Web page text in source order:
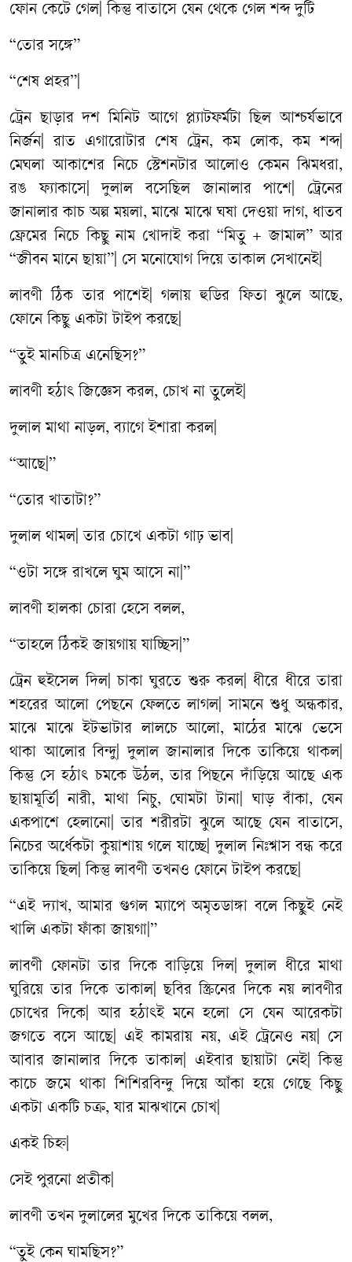
ফোন কেটে গেল| কিন্তু বাতাসে যেন থেকে গেল শব্দ দুটি
“তোর সঙ্গে”
“শেষ প্রহর”|
ট্রেন ছাড়ার দশ মিনিট আগে প্ল্যাটফর্মটা ছিল আশ্চর্যভাবে
নির্জন| রাত এগারোটার শেষ ট্রেন, কম লোক, কম শব্দ|
মেঘলা আকাশের নিচে স্টেশনটার আলোও কেমন ঝিমধরা,
রঙ ফ্যাকাসে| দুলাল বসেছিল জানালার পাশে| ট্রেনের
জানালার কাচ অল্প ময়লা, মাঝে মাঝে ঘষা দেওয়া দাগ, ধাতব
ফ্রেমের নিচে কিছু নাম খোদাই করা “মিতু + জামাল” আর
“জীবন মানে ছায়া”| সে মনোযোগ দিয়ে তাকাল সেখানেই|
লাবণী ঠিক তার পাশেই| গলায় হুডির ফিতা ঝুলে আছে,
ফোনে কিছু একটা টাইপ করছে|
“তুই মানচিত্র এনেছিস?”
লাবণী হঠাৎ জিজ্ঞেস করল, চোখ না তুলেই|
দুলাল মাথা নাড়ল, ব্যাগে ইশারা করল|
“আছে|”
“তোর খাতাটা?”
দুলাল থামল| তার চোখে একটা গাঢ় ভাব|
“ওটা সঙ্গে রাখলে ঘুম আসে না|”
লাবণী হালকা চোরা হেসে বলল,
“তাহলে ঠিকই জায়গায় যাচ্ছিস|”
ট্রেন হুইসেল দিল| চাকা ঘুরতে শুরু করল| ধীরে ধীরে তারা
শহরের আলো পেছনে ফেলতে লাগল| সামনে শুধু অন্ধকার,
মাঝে মাঝে ইটভাটার লালচে আলো, মাঠের মাঝে ভেসে
থাকা আলোর বিন্দু| দুলাল জানালার দিকে তাকিয়ে থাকল|
কিন্তু সে হঠাৎ চমকে উঠল, তার পিছনে দাঁড়িয়ে আছে এক
ছায়ামূর্তি| নারী, মাথা নিচু, ঘোমটা টানা| ঘাড় বাঁকা, যেন
একপাশে হেলানো| তার শরীরটা ঝুলে আছে যেন বাতাসে,
নিচের অর্ধেকটা কুয়াশায় গলে যাচ্ছে| দুলাল নিঃশ্বাস বন্ধ করে
তাকিয়ে ছিল| কিন্তু লাবণী তখনও ফোনে টাইপ করছে|
“এই দ্যাখ, আমার গুগল ম্যাপে অমৃতডাঙ্গা বলে কিছুই নেই
খালি একটা ফাঁকা জায়গা|”
লাবণী ফোনটা তার দিকে বাড়িয়ে দিল| দুলাল ধীরে মাথা
ঘুরিয়ে তার দিকে তাকাল| ছবির স্ক্রিনের দিকে নয় লাবণীর
চোখের দিকে| আর হঠাৎই মনে হলো সে যেন আরেকটা
জগতে বসে আছে| এই কামরায় নয়, এই ট্রেনেও নয়| সে
আবার জানালার দিকে তাকাল| এইবার ছায়াটা নেই| কিন্তু
কাচে জমে থাকা শিশিরবিন্দু দিয়ে আঁকা হয়ে গেছে কিছু
একটা একটি চক্র, যার মাঝখানে চোখ|
একই চিহ্ন|
সেই পুরনো প্রতীক|
লাবণী তখন দুলালের মুখের দিকে তাকিয়ে বলল,
“তুই কেন ঘামছিস?”